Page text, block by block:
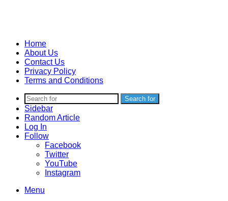
Home
About Us
Contact Us
Privacy Policy
Terms and Conditions
Search for
Sidebar
Random Article
Log In
Follow
Facebook
Twitter
YouTube
Instagram
Menu